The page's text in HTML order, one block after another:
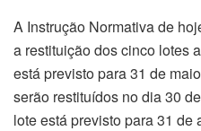
A Instrução Normativa de
a restituição dos cinco lotes
está previsto para 31 de
serão restituídos no dia 30
lote está previsto para 31 de